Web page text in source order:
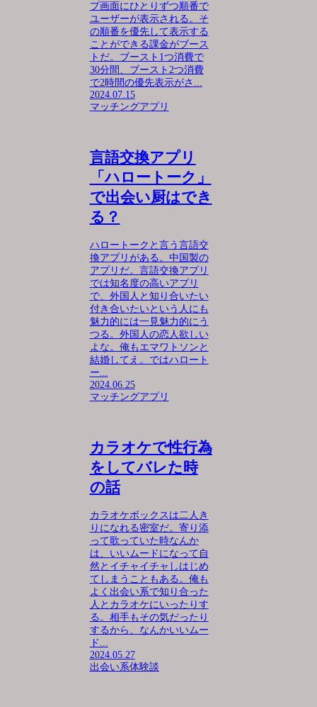
プ画面にひとりずつ順番で
ユーザーが表示される。そ
の順番を優先して表示する
ことができる課金がブース
トだ。ブースト1つ消費で
30分間、ブースト2つ消費
で2時間の優先表示がさ...
2024.07.15
マッチングアプリ
言語交換アプリ
「ハロートーク」
で出会い厨はでき
る？
ハロートークと言う言語交
換アプリがある。中国製の
アプリだ。言語交換アプリ
では知名度の高いアプリ
で、外国人と知り合いたい
付き合いたいという人にも
魅力的には一見魅力的にう
つる。外国人の恋人欲しい
よな。俺もエマワトソンと
結婚してえ。ではハロート
ー...
2024.06.25
マッチングアプリ
カラオケで性行為
をしてバレた時
の話
カラオケボックスは二人き
りになれる密室だ。寄り添
って歌っていた時なんか
は、いいムードになって自
然とイチャイチャしはじめ
てしまうこともある。俺も
よく出会い系で知り合った
人とカラオケにいったりす
る。相手もその気だったり
するから、なんかいいムー
ド...
2024.05.27
出会い系体験談